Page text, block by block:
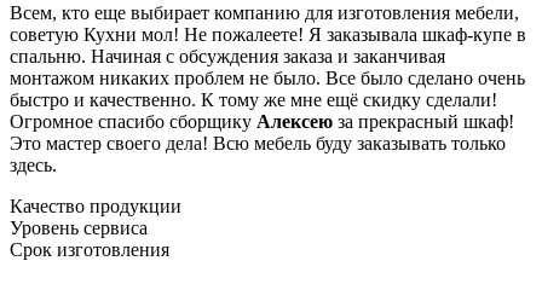
Всем, кто еще выбирает компанию для изготовления мебели,
советую Кухни мол! Не пожалеете! Я заказывала шкаф-купе в
спальню. Начиная с обсуждения заказа и заканчивая
монтажом никаких проблем не было. Все было сделано очень
быстро и качественно. К тому же мне ещё скидку сделали!
Огромное спасибо сборщику Алексею за прекрасный шкаф!
Это мастер своего дела! Всю мебель буду заказывать только
здесь.
Качество продукции
Уровень сервиса
Срок изготовления